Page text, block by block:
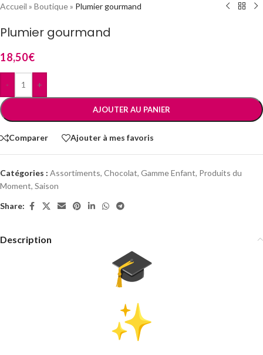
Accueil » Boutique» Plumier gourmand
Plumier gourmand
18,50€
- +
AJOUTER AU PANIER
Comparer Ajouter à mes favoris
Catégories : Assortiments, Chocolat, Gamme Enfant, Produits du
Moment, Saison
Share:
Description